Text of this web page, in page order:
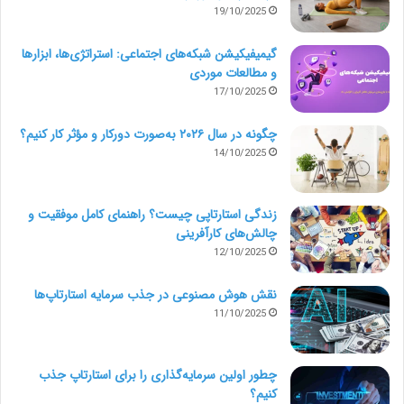
تخصصی‌تری کار کنید و در نتیجه درآمد بیشتری هم داشته
باشید.
قرار گرفتن در معرض برندهای جهانی
فریلنسینگ به جغرافیا و مکان زندگی شما محدود نمی‌شود.
بنابراین می‌توانید پروژه‌ها و کارفرمایانی از سراسر دنیا داشته
باشید. رابطه داشتن با کسب و کارهای جهانی، موجب
تقویت رزومه و افزایش توانایی‌ها و تجارب شما خواهد شد.
بیشتر بخوانید: راهنمای گام به گام استخدام فریلنسرها/
19/10/2025
گیمیفیکیشن شبکه‌های اجتماعی: استراتژی‌ها، ابزارها
و مطالعات موردی
17/10/2025
چگونه در سال ۲۰۲۶ به‌صورت دورکار و مؤثر کار کنیم؟
14/10/2025
زندگی استارتاپی چیست؟ راهنمای کامل موفقیت و
چالش‌های کارآفرینی
12/10/2025
نقش هوش مصنوعی در جذب سرمایه استارتاپ‌ها
11/10/2025
چطور اولین سرمایه‌گذاری را برای استارتاپ جذب
کنیم؟